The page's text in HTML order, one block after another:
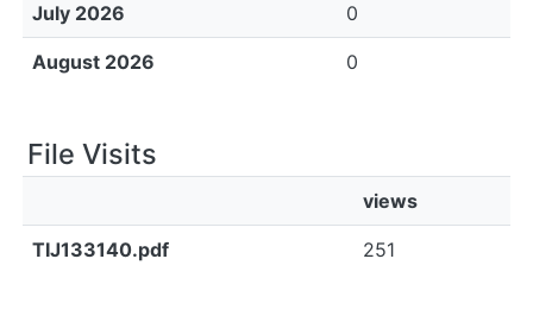
July 2026 0
August 2026 0
File Visits
views
TIJ133140.pdf 251